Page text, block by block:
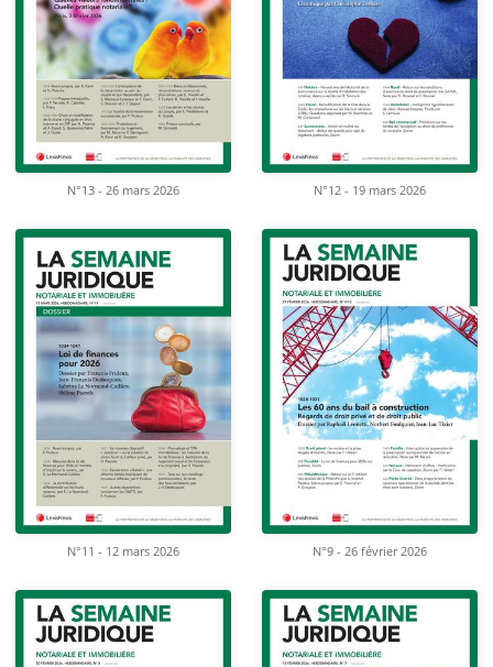
N°13 - 26 mars 2026 N°12 - 19 mars 2026
N°11 - 12 mars 2026 N°9 - 26 février 2026